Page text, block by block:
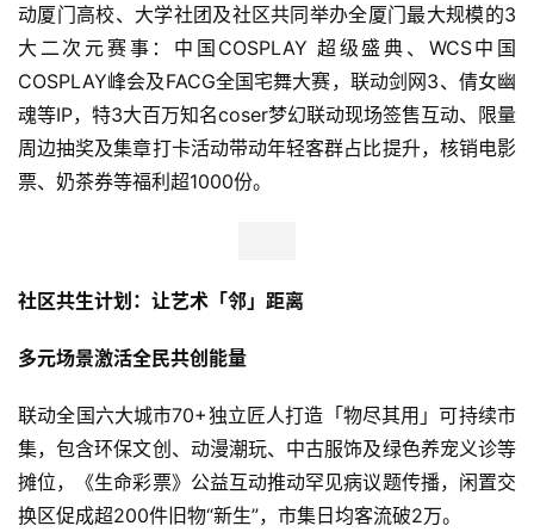
动厦门高校、大学社团及社区共同举办全厦门最大规模的3
大二次元赛事：中国COSPLAY 超级盛典、WCS中国
COSPLAY峰会及FACG全国宅舞大赛，联动剑网3、倩女幽
魂等IP，特3大百万知名coser梦幻联动现场签售互动、限量
周边抽奖及集章打卡活动带动年轻客群占比提升，核销电影
票、奶茶券等福利超1000份。
社区共生计划：让艺术「邻」距离
多元场景激活全民共创能量
联动全国六大城市70+独立匠人打造「物尽其用」可持续市
集，包含环保文创、动漫潮玩、中古服饰及绿色养宠义诊等
摊位，《生命彩票》公益互动推动罕见病议题传播，闲置交
换区促成超200件旧物“新生”，市集日均客流破2万。